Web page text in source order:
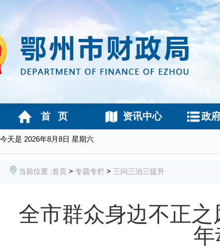
今天是 2026年8月8日 星期六
首 页 资讯中心 政
当前位置 :首页 > 专题专栏 > 三问三治三提升
全市群众身边不正
年